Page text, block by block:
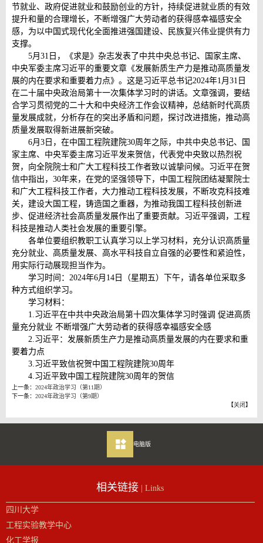
节就业、政府促进就业和鼓励创业的方针，持续促进就业质的有效
提升和量的合理增长，不断增强广大劳动者的获得感幸福感安全
感，为以中国式现代化全面推进强国建设、民族复兴伟业提供有力
支撑。
5月31日，《求是》杂志发表了中共中央总书记、国家主席、
中央军委主席习近平的重要文章《发展新质生产力是推动高质量发
展的内在要求和重要着力点》。这是习近平总书记2024年1月31日
在二十届中央政治局第十一次集体学习时的讲话。文章强调，要结
合学习贯彻党的二十大和中央经济工作会议精神，总结新时代高质
量发展成就，分析存在的突出矛盾和问题，探讨改进措施，推动高
质量发展取得新进展新突破。
6月3日，在中国工程院建院30周年之际，中共中央总书记、国
家主席、中央军委主席习近平发来贺信，代表党中央致以热烈祝
贺，向全院院士和广大工程科技工作者致以诚挚问候。习近平在贺
信中指出，30年来，在党的坚强领导下，中国工程院团结凝聚院士
和广大工程科技工作者，大力推动工程科技发展，不断攻克科技难
关，建设大国工程，铸造国之重器，为推动我国工程科技创新进
步、促进经济社会高质量发展作出了重要贡献。习近平强调，工程
科技是推动人类社会发展的重要引擎。
各单位要组织教职工认真学习以上学习材料，充分认识高质量
充分就业、高质量发展、高水平科技自立自强的必要性和紧迫性，
用实际行动展现担当作为。
学习时间：2024年6月14日（星期五）下午，请各单位采取多
种方式组织学习。
学习材料：
1.习近平在中共中央政治局第十四次集体学习时强调 促进高质
量充分就业 不断增强广大劳动者的获得感幸福感安全感
2.习近平：发展新质生产力是推动高质量发展的内在要求和重
要着力点
3.习近平致信祝贺中国工程院建院30周年
4.习近平致中国工程院建院30周年的贺信
上一条： 2024年政治学习（第11期）
下一条： 2024年政治学习（第9期）
【关闭】
电脑版
相关链接 | Links
四川大学
工程实验教学中心
化工学报